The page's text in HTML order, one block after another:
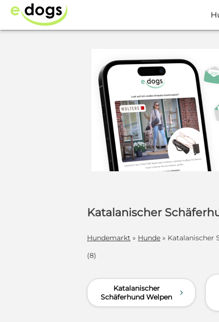
Katalanischer
Hundemarkt » Hunde » Katalanischer
(8)
Katalanischer
Schäferhund Welpen
d